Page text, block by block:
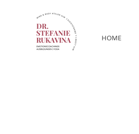
HOME